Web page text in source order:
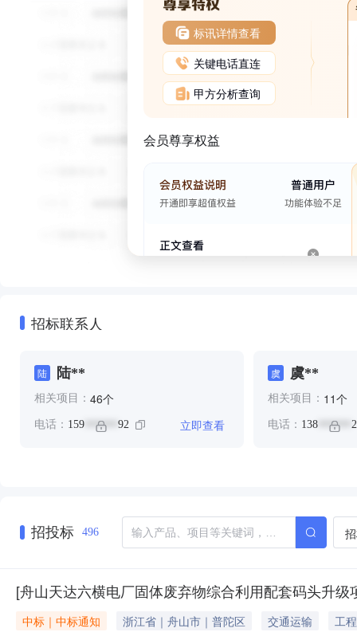
标讯详情查看
关键电话直连
甲方分析查询
会员尊享权益
招标联系人
陆 陆**
相关项目： 46个
电话： 159 ****** 92 立即查看
虞 虞**
相关项目： 11个
电话： 138******
招投标 496
[舟山天达六横电厂固体废弃物综合利用配套码头升
中标｜中标通知 浙江省｜舟山市｜普陀区 交通运输
工程